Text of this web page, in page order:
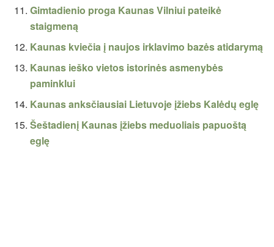
Gimtadienio proga Kaunas Vilniui pateikė
staigmeną
Kaunas kviečia į naujos irklavimo bazės atidarymą
Kaunas ieško vietos istorinės asmenybės
paminklui
Kaunas anksčiausiai Lietuvoje įžiebs Kalėdų eglę
Šeštadienį Kaunas įžiebs meduoliais papuoštą
eglę